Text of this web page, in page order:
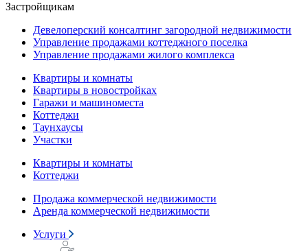
Застройщикам
Девелоперский консалтинг загородной недвижимости
Управление продажами коттеджного поселка
Управление продажами жилого комплекса
Квартиры и комнаты
Квартиры в новостройках
Гаражи и машиноместа
Коттеджи
Таунхаусы
Участки
Квартиры и комнаты
Коттеджи
Продажа коммерческой недвижимости
Аренда коммерческой недвижимости
Услуги